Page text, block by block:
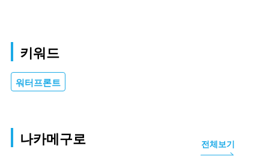
키워드
워터프론트
나카메구로 전체보기